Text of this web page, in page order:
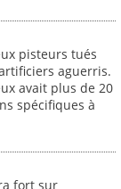
pisteurs tués
aguerris.
avait plus de 20
spécifiques à
fort sur